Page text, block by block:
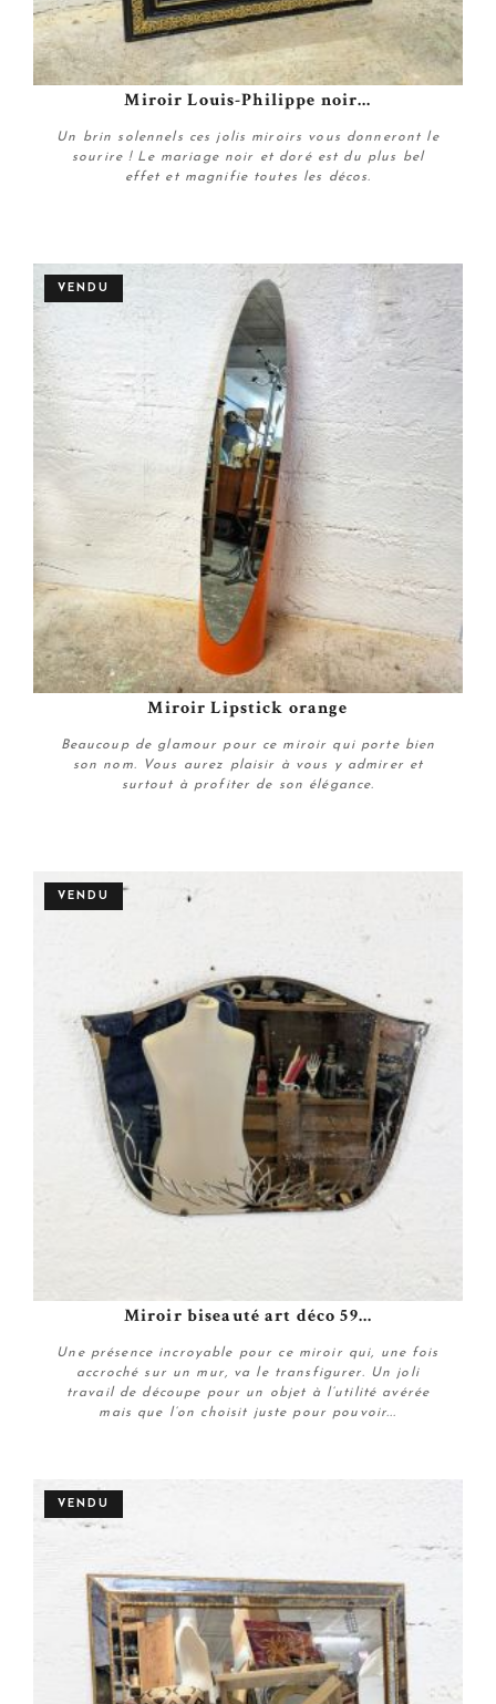
Personnaliser
Miroir Louis-Philippe noir...
Un brin solennels ces jolis miroirs vous donneront le
sourire ! Le mariage noir et doré est du plus bel
effet et magnifie toutes les décos.
Plus de détails
VENDU
Miroir Lipstick orange
Beaucoup de glamour pour ce miroir qui porte bien
son nom. Vous aurez plaisir à vous y admirer et
surtout à profiter de son élégance.
VENDU
Miroir biseauté art déco 59...
Une présence incroyable pour ce miroir qui, une fois
accroché sur un mur, va le transfigurer. Un joli
travail de découpe pour un objet à l’utilité avérée
mais que l’on choisit juste pour pouvoir...
VENDU